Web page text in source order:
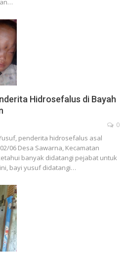
Hidrosefalus di Bayah
0
penderita hidrosefalus asal
06 Desa Sawarna, Kecamatan
banyak didatangi pejabat untuk
bayi yusuf didatangi…